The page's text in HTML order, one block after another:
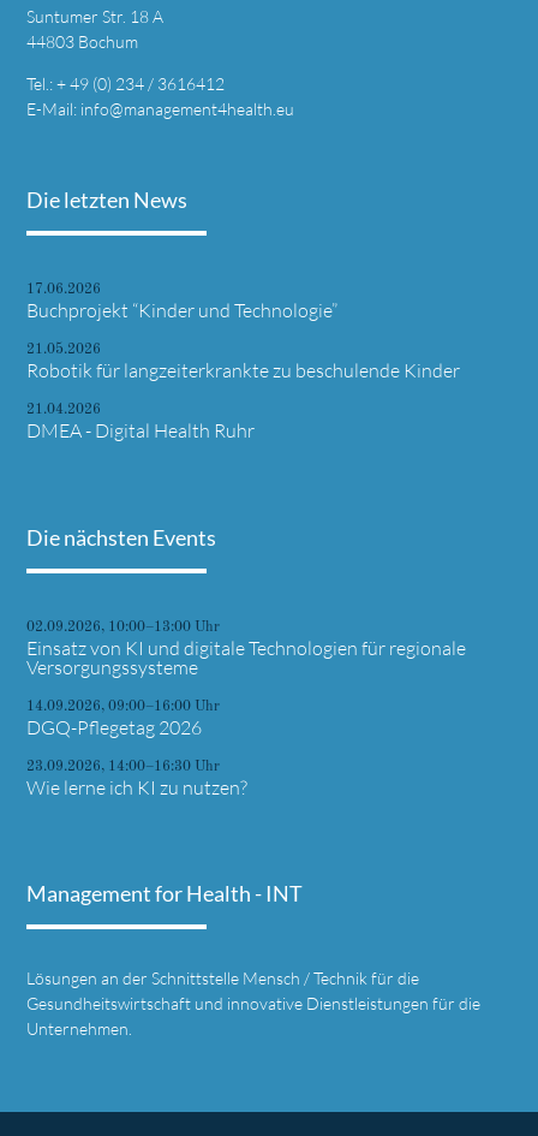
Suntumer Str. 18 A
44803 Bochum
Tel.:+ 49 (0) 234 / 3616412
E-Mail: info@management4health.eu
Die letzten News
17.06.2026
Buchprojekt “Kinder und Technologie”
21.05.2026
Robotik für langzeiterkrankte zu beschulende Kinder
21.04.2026
DMEA - Digital Health Ruhr
Die nächsten Events
02.09.2026, 10:00–13:00 Uhr
Einsatz von KI und digitale Technologien für regionale
Versorgungssysteme
14.09.2026, 09:00–16:00 Uhr
DGQ-Pflegetag 2026
23.09.2026, 14:00–16:30 Uhr
Wie lerne ich KI zu nutzen?
Management for Health - INT
Lösungen an der Schnittstelle Mensch / Technik für die
Gesundheitswirtschaft und innovative Dienstleistungen für die
Unternehmen.